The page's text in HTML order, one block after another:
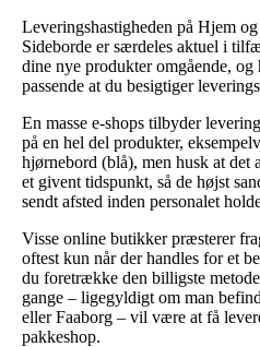
Leveringshastigheden på Hjem
Sideborde er særdeles aktuel i
dine nye produkter omgående, og
passende at du besigtiger
En masse e-shops tilbyder
på en hel del produkter,
hjørnebord (blå), men husk at det
et givent tidspunkt, så de højst
sendt afsted inden personalet
Visse online butikker præsterer
oftest kun når der handles for et
du foretrække den billigste
gange – ligegyldigt om man
eller Faaborg – vil være at få
pakkeshop.